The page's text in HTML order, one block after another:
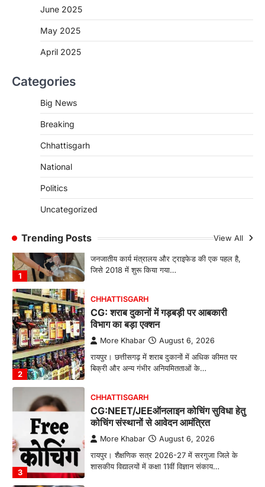
June 2025
May 2025
April 2025
Categories
Big News
Breaking
Chhattisgarh
National
Politics
Uncategorized
Trending Posts View All
कोचिंग संस्थानों से आवेदन आमंत्रित
CHHATTISGARH
More Khabar August 6, 2026
1
CHHATTISGARH
More Khabar August 6, 2026
जनजातीय कार्य मंत्रालय और ट्राइफेड की एक पहल है,
जिसे 2018 में शुरू किया गया…
2
CHHATTISGARH
CG: शराब दुकानों में गड़बड़ी पर आबकारी
विभाग का बड़ा एक्शन
More Khabar August 6, 2026
रायपुर। छत्तीसगढ़ में शराब दुकानों में अधिक कीमत पर
बिक्री और अन्य गंभीर अनियमितताओं के…
3
CHHATTISGARH
CG:NEET/JEEऑनलाइन कोचिंग सुविधा हेतु
कोचिंग संस्थानों से आवेदन आमंत्रित
More Khabar August 6, 2026
रायपुर। शैक्षणिक सत्र 2026-27 में सरगुजा जिले के
शासकीय विद्यालयों में कक्षा 11वीं विज्ञान संकाय…